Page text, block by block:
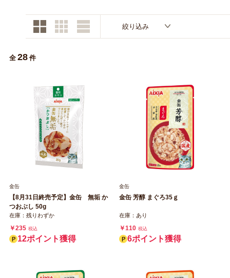
トリマーグッズ
絞り込み
全 28 件
金缶
【8月31日終売予定】金缶 無垢 か
つおぶし 50g
在庫：残りわずか
￥235 税込
12ポイント獲得
金缶
金缶 芳醇 まぐろ35ｇ
在庫：あり
￥110 税込
6ポイント獲得